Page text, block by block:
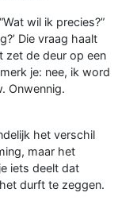
wil ik precies?”
Die vraag haalt
zet de deur op een
je: nee, ik word
Onwennig.
het verschil
maar het
iets deelt dat
durft te zeggen.